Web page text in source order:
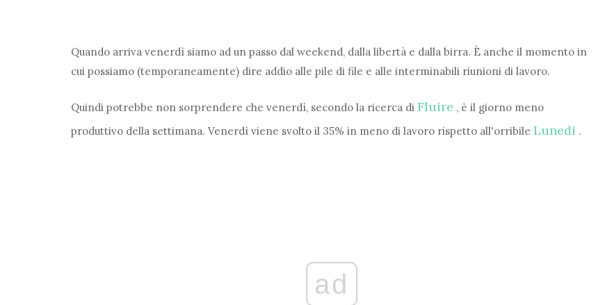
Quando arriva venerdì siamo ad un passo dal weekend, dalla libertà e dalla birra. È anche il momento in
cui possiamo (temporaneamente) dire addio alle pile di file e alle interminabili riunioni di lavoro.
Quindi potrebbe non sorprendere che venerdì, secondo la ricerca di Fluire , è il giorno meno
produttivo della settimana. Venerdì viene svolto il 35% in meno di lavoro rispetto all'orribile Lunedi .
ad